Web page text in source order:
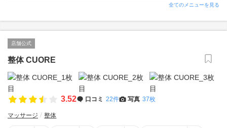
全てのメニューを見る
店舗公式
整体 CUORE
3.52 口コミ 22件 写真 37枚
マッサージ 整体